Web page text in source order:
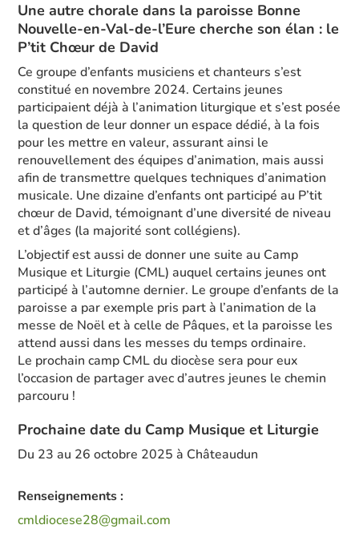
Une autre chorale dans la paroisse Bonne
Nouvelle-en-Val-de-l’Eure cherche son élan : le
P’tit Chœur de David
Ce groupe d’enfants musiciens et chanteurs s’est
constitué en novembre 2024. Certains jeunes
participaient déjà à l’animation liturgique et s’est posée
la question de leur donner un espace dédié, à la fois
pour les mettre en valeur, assurant ainsi le
renouvellement des équipes d’animation, mais aussi
afin de transmettre quelques techniques d’animation
musicale. Une dizaine d’enfants ont participé au P’tit
chœur de David, témoignant d’une diversité de niveau
et d’âges (la majorité sont collégiens).
L’objectif est aussi de donner une suite au Camp
Musique et Liturgie (CML) auquel certains jeunes ont
participé à l’automne dernier. Le groupe d’enfants de la
paroisse a par exemple pris part à l’animation de la
messe de Noël et à celle de Pâques, et la paroisse les
attend aussi dans les messes du temps ordinaire.
Le prochain camp CML du diocèse sera pour eux
l’occasion de partager avec d’autres jeunes le chemin
parcouru !
Prochaine date du Camp Musique et Liturgie
Du 23 au 26 octobre 2025 à Châteaudun
Renseignements :
cmldiocese28@gmail.com